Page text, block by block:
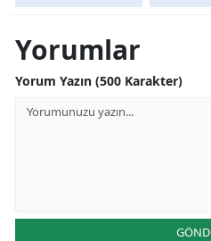
Yorumlar
Yorum Yazın (500 Karakter)